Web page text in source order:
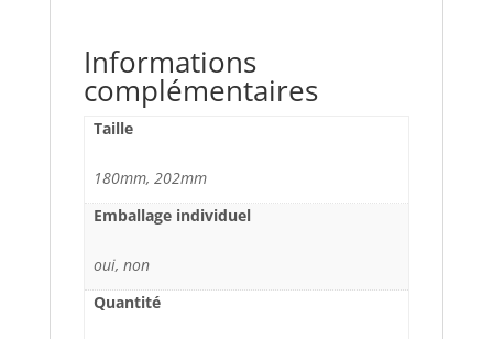
Informations
complémentaires
Taille
180mm, 202mm
Emballage individuel
oui, non
Quantité